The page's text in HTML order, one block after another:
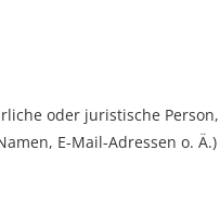
oder juristische
E-Mail-Adressen o.